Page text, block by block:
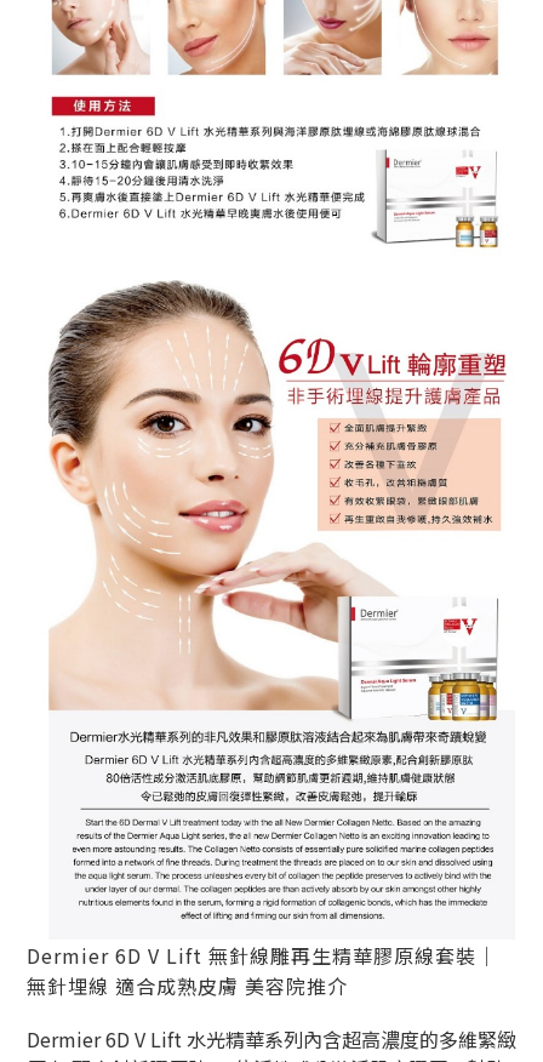
Dermier 6D V Lift 無針線雕再生精華膠原線套裝｜
無針埋線 適合成熟皮膚 美容院推介
Dermier 6D V Lift 水光精華系列內含超高濃度的多維緊緻